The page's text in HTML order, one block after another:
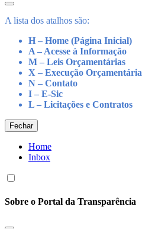
A lista dos atalhos são:
H – Home (Página Inicial)
A – Acesse à Informação
M – Leis Orçamentárias
X – Execução Orçamentária
N – Contato
I – E-Sic
L – Licitações e Contratos
Fechar
Home
Inbox
Sobre o Portal da Transparência